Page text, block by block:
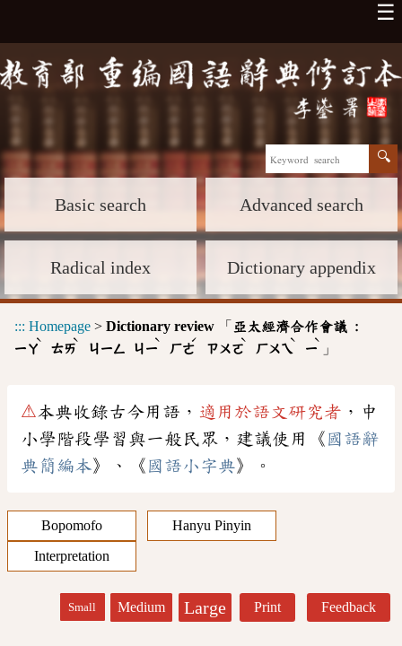
☰
Basic search Advanced search
Radical index Dictionary appendix
::: Homepage > Dictionary review 「 亞太經濟合作會議 :
ㄧㄚ
ˋ
ㄊㄞ
ˋ
ㄐㄧㄥ ㄐㄧ
ˋ
ㄏㄜ
ˊ
ㄗㄨㄛ
ˋ
ㄏㄨㄟ
ˋ
ㄧ
ˋ
」
⚠本典收錄古今用語， 適用於語文研究者 ，中
小學階段學習與一般民眾，建議使用《 國語辭
典簡編本》、《 國語小字典》。
Bopomofo
Hanyu Pinyin
Interpretation
Small Medium Large Print Feedback